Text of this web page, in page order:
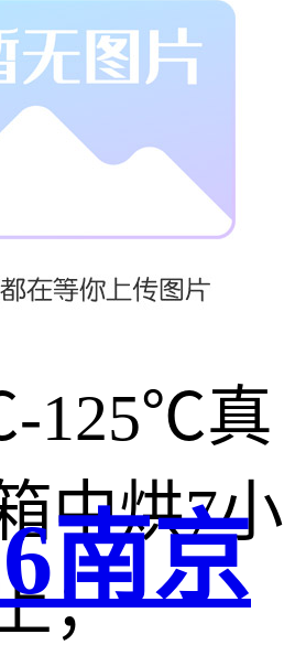
燥条件：
92℃的
中干燥9
或在
125℃真
中烘7小
；
南京